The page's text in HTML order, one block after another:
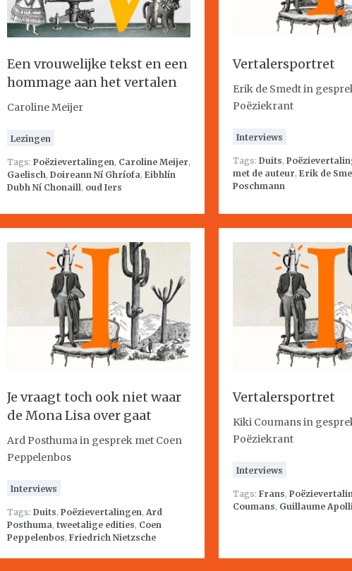
Een vrouwelijke tekst en een
hommage aan het vertalen
Caroline Meijer
Lezingen
Tags: Poëzievertalingen, Caroline Meijer,
Gaelisch, Doireann Ní Ghríofa, Eibhlín
Dubh Ní Chonaill, oud Iers
Vertalersportret
Erik de Smedt in
Poëziekrant
Interviews
Tags: Duits,
met de auteur, Erik de
Poschmann
Je vraagt toch ook niet waar
de Mona Lisa over gaat
Ard Posthuma in gesprek met Coen
Peppelenbos
Interviews
Tags: Duits, Poëzievertalingen, Ard
Posthuma, tweetalige edities, Coen
Peppelenbos, Friedrich Nietzsche
Vertalersportret
Kiki Coumans in
Poëziekrant
Interviews
Tags: Frans,
Coumans, Guillaume